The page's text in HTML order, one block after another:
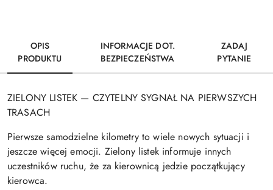
OPIS
PRODUKTU
INFORMACJE DOT.
BEZPIECZEŃSTWA
ZADAJ
PYTANIE
ZIELONY LISTEK — CZYTELNY SYGNAŁ NA PIERWSZYCH
TRASACH
Pierwsze samodzielne kilometry to wiele nowych sytuacji i
jeszcze więcej emocji. Zielony listek informuje innych
uczestników ruchu, że za kierownicą jedzie początkujący
kierowca.